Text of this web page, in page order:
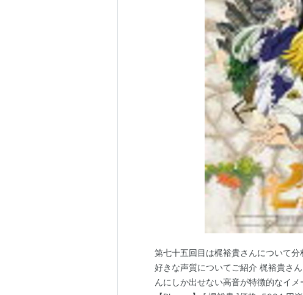
第七十五回目は梶裕貴さんについて
好きな声質についてご紹介 梶裕貴さ
んにしか出せない高音が特徴的なイ